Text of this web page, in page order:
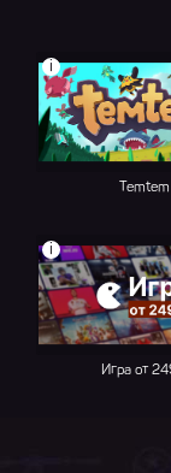
i
Temtem
i
Игра от